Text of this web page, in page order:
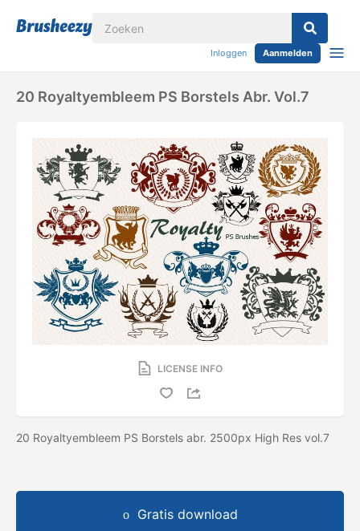
Inloggen Aanmelden
20 Royaltyembleem PS Borstels Abr. Vol.7
LICENSE INFO
20 Royaltyembleem PS Borstels abr. 2500px High Res vol.7
Gratis download